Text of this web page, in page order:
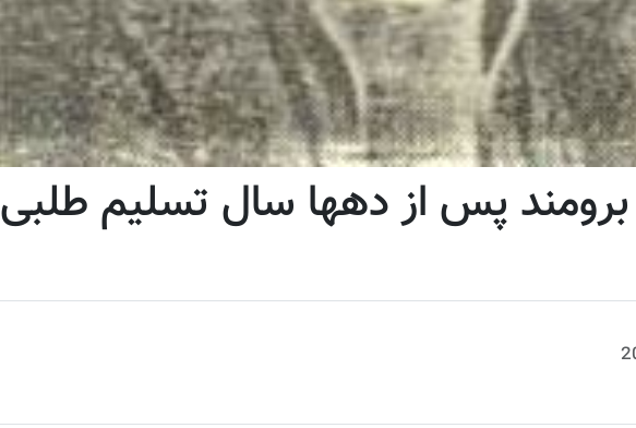
پس از دهها سال تسلیم طلبی